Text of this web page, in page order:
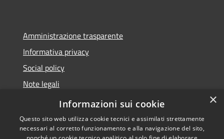
Amministrazione trasparente
Informativa privacy
Social policy
Note legali
Dichiarazione di accessibilità
×
Informazioni sui cookie
Questo sito web utilizza cookie tecnici e assimilati strettamente
necessari al corretto funzionamento e alla navigazione del sito,